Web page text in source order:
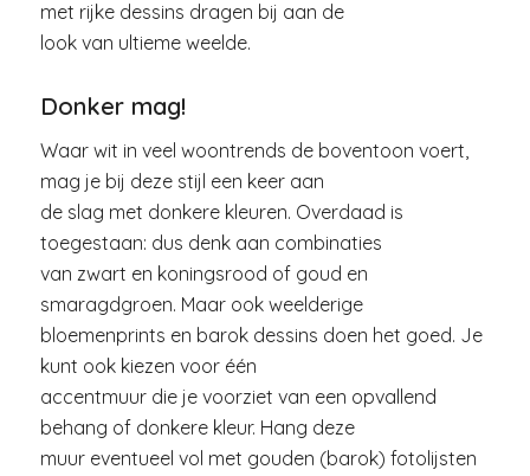
met rijke dessins dragen bij aan de
look van ultieme weelde.
Donker mag!
Waar wit in veel woontrends de boventoon voert,
mag je bij deze stijl een keer aan
de slag met donkere kleuren. Overdaad is
toegestaan: dus denk aan combinaties
van zwart en koningsrood of goud en
smaragdgroen. Maar ook weelderige
bloemenprints en barok dessins doen het goed. Je
kunt ook kiezen voor één
accentmuur die je voorziet van een opvallend
behang of donkere kleur. Hang deze
muur eventueel vol met gouden (barok) fotolijsten